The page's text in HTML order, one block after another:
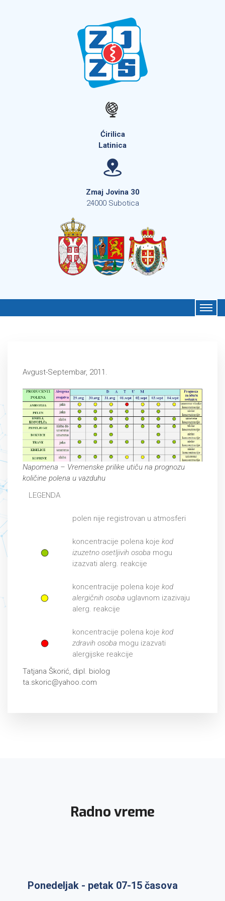
Ćirilica
Latinica
Zmaj Jovina 30
24000 Subotica
Avgust-Septembar, 2011.
Napomena – Vremenske prilike utiču na prognozu
količine polena u vazduhu
LEGENDA
polen nije registrovan u atmosferi
koncentracije polena koje kod
izuzetno osetljivih osoba mogu
izazvati alerg. reakcije
koncentracije polena koje kod
alergičnih osoba uglavnom izazivaju
alerg. reakcije
koncentracije polena koje kod
zdravih osoba mogu izazvati
alergijske reakcije
Tatjana Škorić, dipl. biolog
ta.skoric@yahoo.com
Radno vreme
Ponedeljak - petak 07-15 časova